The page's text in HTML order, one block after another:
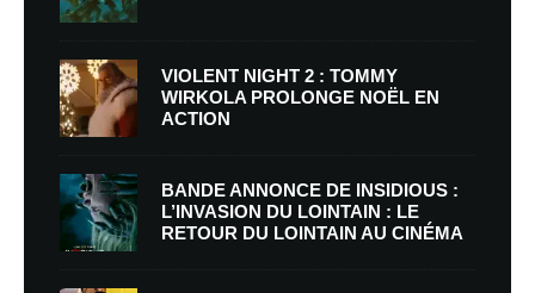
VIOLENT NIGHT 2 : TOMMY
WIRKOLA PROLONGE NOËL EN
ACTION
BANDE ANNONCE DE INSIDIOUS :
L’INVASION DU LOINTAIN : LE
RETOUR DU LOINTAIN AU CINÉMA